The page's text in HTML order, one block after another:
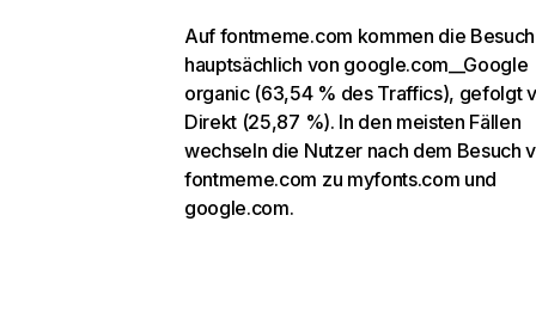
Auf fontmeme.com kommen die
hauptsächlich von google.com__Google
organic (63,54 % des Traffics), gefolgt
Direkt (25,87 %). In den meisten Fällen
wechseln die Nutzer nach dem Besuch
fontmeme.com zu myfonts.com und
google.com.